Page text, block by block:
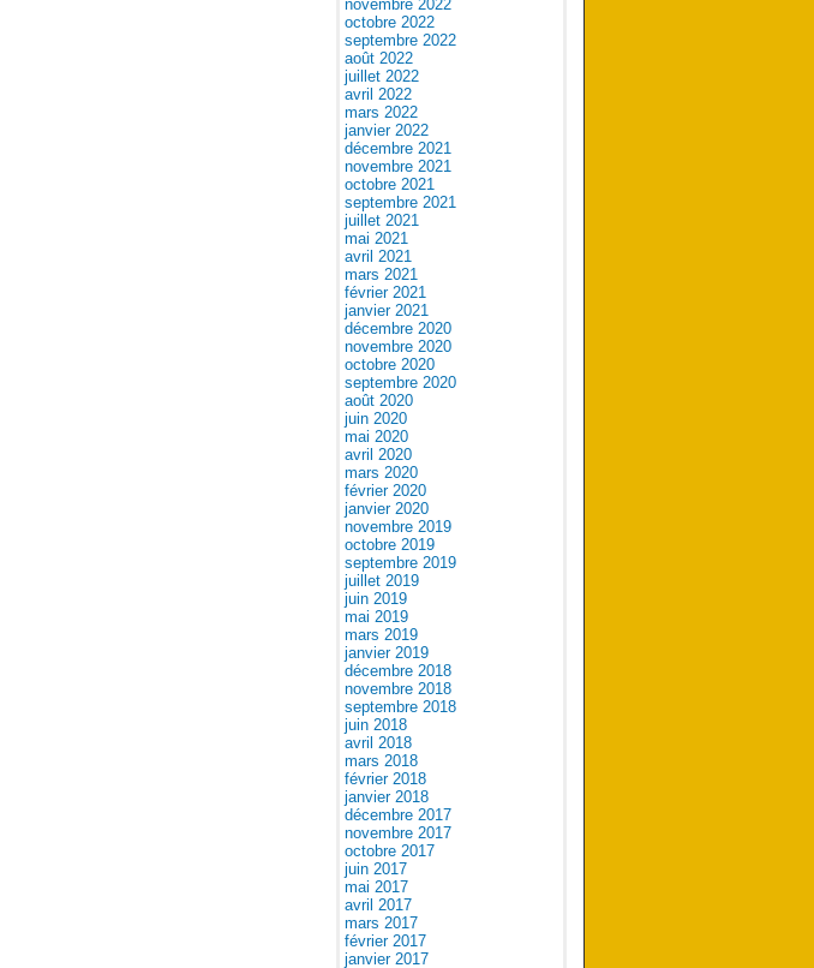
novembre 2022
octobre 2022
septembre 2022
août 2022
juillet 2022
avril 2022
mars 2022
janvier 2022
décembre 2021
novembre 2021
octobre 2021
septembre 2021
juillet 2021
mai 2021
avril 2021
mars 2021
février 2021
janvier 2021
décembre 2020
novembre 2020
octobre 2020
septembre 2020
août 2020
juin 2020
mai 2020
avril 2020
mars 2020
février 2020
janvier 2020
novembre 2019
octobre 2019
septembre 2019
juillet 2019
juin 2019
mai 2019
mars 2019
janvier 2019
décembre 2018
novembre 2018
septembre 2018
juin 2018
avril 2018
mars 2018
février 2018
janvier 2018
décembre 2017
novembre 2017
octobre 2017
juin 2017
mai 2017
avril 2017
mars 2017
février 2017
janvier 2017